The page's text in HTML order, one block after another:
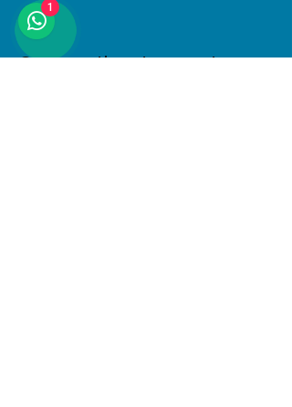
Compartir este evento
1